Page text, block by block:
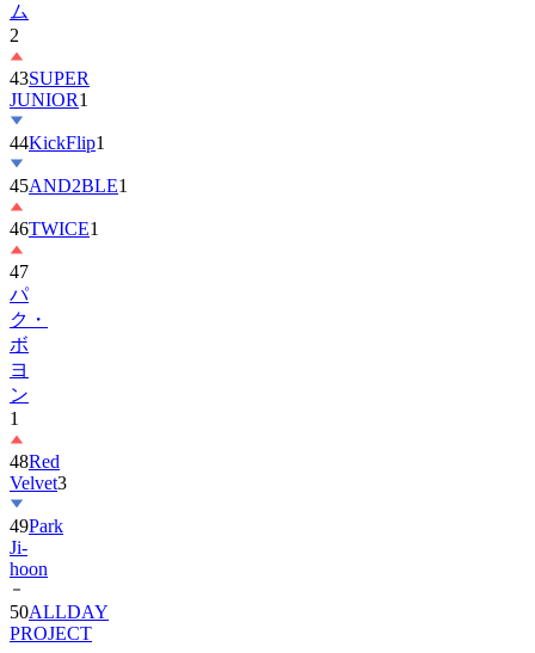
ム
2
43SUPER
JUNIOR1
44KickFlip1
45AND2BLE1
46TWICE1
47
パ
ク・
ボ
ヨ
ン
1
48Red
Velvet3
49Park
Ji-
hoon
50ALLDAY
PROJECT